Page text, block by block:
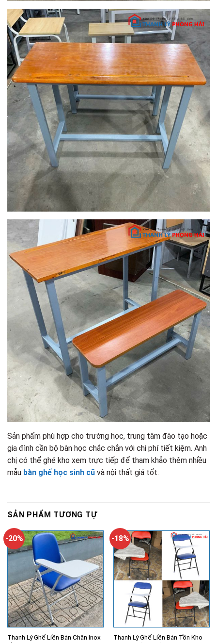
Sản phẩm phù hợp cho trường học, trung tâm đào tạo hoặc
gia đình cần bộ bàn học chắc chắn với chi phí tiết kiệm. Anh
chị có thể ghé kho xem trực tiếp để tham khảo thêm nhiều
mẫu bàn ghế học sinh cũ và nội thất giá tốt.
SẢN PHẨM TƯƠNG TỰ
-20%
Thanh Lý Ghế Liền Bàn Chân Inox
-18%
Thanh Lý Ghế Liền Bàn Tồn Kho